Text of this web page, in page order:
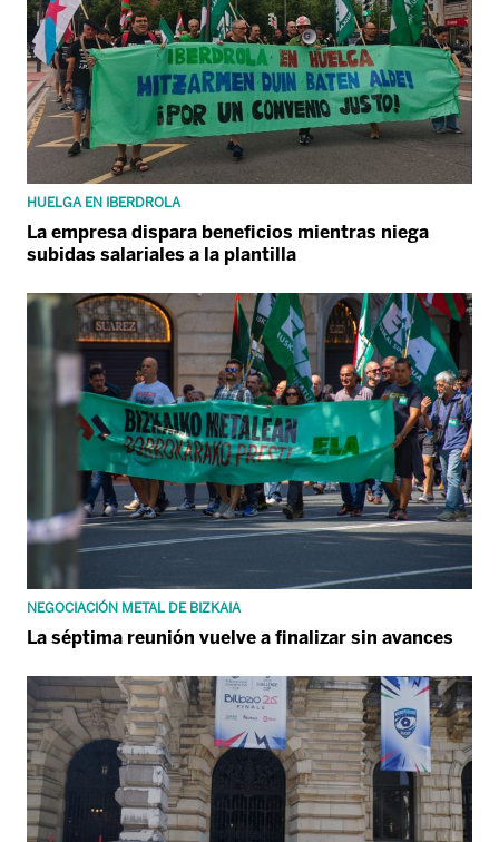
HUELGA EN IBERDROLA
La empresa dispara beneficios mientras niega
subidas salariales a la plantilla
NEGOCIACIÓN METAL DE BIZKAIA
La séptima reunión vuelve a finalizar sin avances